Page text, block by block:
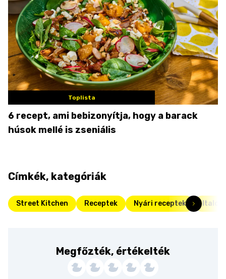
Toplista
6 recept, ami bebizonyítja, hogy a barack
húsok mellé is zseniális
Címkék, kategóriák
Street Kitchen Receptek Nyári receptek Italok
Megfőzték, értékelték